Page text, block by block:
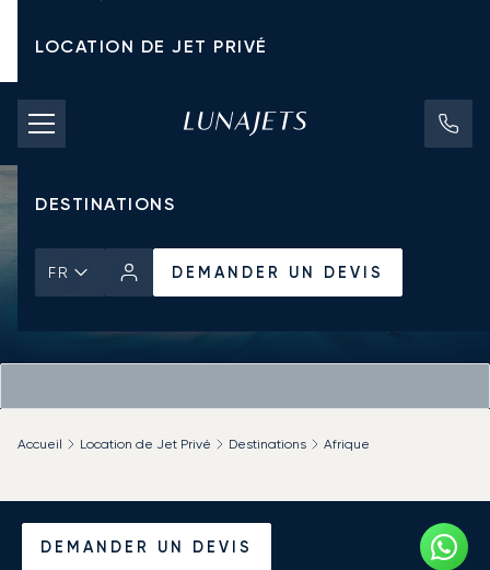
LOCATION DE JET PRIVÉ
TARIFS D'AFFRÈTEMENT
JETS PRIVÉS
DESTINATIONS
FR DEMANDER UN DEVIS
DEMANDER UN DEVIS
Accueil Location de Jet Privé Destinations Afrique
Louer un Jet Privé depuis et